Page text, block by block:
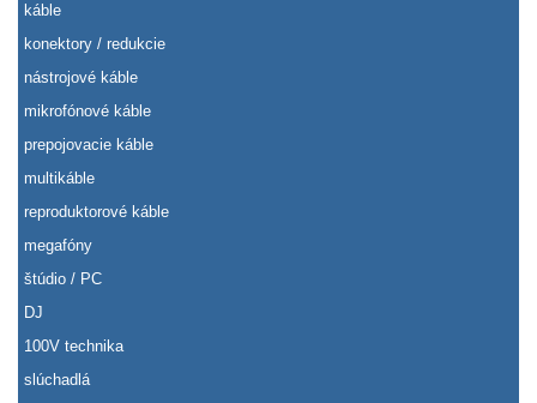
káble
konektory / redukcie
nástrojové káble
mikrofónové káble
prepojovacie káble
multikáble
reproduktorové káble
megafóny
štúdio / PC
DJ
100V technika
slúchadlá